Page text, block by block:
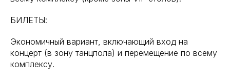
БИЛЕТЫ:
Экономичный вариант, включающий вход на
концерт (в зону танцпола) и перемещение по всему
комплексу.